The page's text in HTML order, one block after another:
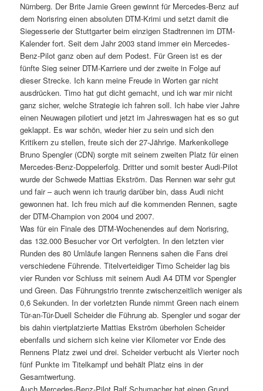
Nürnberg. Der Brite Jamie Green gewinnt für Mercedes-Benz auf
dem Norisring einen absoluten DTM-Krimi und setzt damit die
Siegesserie der Stuttgarter beim einzigen Stadtrennen im DTM-
Kalender fort. Seit dem Jahr 2003 stand immer ein Mercedes-
Benz-Pilot ganz oben auf dem Podest. Für Green ist es der
fünfte Sieg seiner DTM-Karriere und der zweite in Folge auf
dieser Strecke. Ich kann meine Freude in Worten gar nicht
ausdrücken. Timo hat gut dicht gemacht, und ich war mir nicht
ganz sicher, welche Strategie ich fahren soll. Ich habe vier Jahre
einen Neuwagen pilotiert und jetzt im Jahreswagen hat es so gut
geklappt. Es war schön, wieder hier zu sein und sich den
Kritikern zu stellen, freute sich der 27-Jährige. Markenkollege
Bruno Spengler (CDN) sorgte mit seinem zweiten Platz für einen
Mercedes-Benz-Doppelerfolg. Dritter und somit bester Audi-Pilot
wurde der Schwede Mattias Ekström. Das Rennen war sehr gut
und fair – auch wenn ich traurig darüber bin, dass Audi nicht
gewonnen hat. Ich freu mich auf die kommenden Rennen, sagte
der DTM-Champion von 2004 und 2007.
Was für ein Finale des DTM-Wochenendes auf dem Norisring,
das 132.000 Besucher vor Ort verfolgten. In den letzten vier
Runden des 80 Umläufe langen Rennens sahen die Fans drei
verschiedene Führende. Titelverteidiger Timo Scheider lag bis
vier Runden vor Schluss mit seinem Audi A4 DTM vor Spengler
und Green. Das Führungstrio trennte zwischenzeitlich weniger als
0,6 Sekunden. In der vorletzten Runde nimmt Green nach einem
Tür-an-Tür-Duell Scheider die Führung ab. Spengler und sogar der
bis dahin viertplatzierte Mattias Ekström überholen Scheider
ebenfalls und sichern sich keine vier Kilometer vor Ende des
Rennens Platz zwei und drei. Scheider verbucht als Vierter noch
fünf Punkte im Titelkampf und behält Platz eins in der
Gesamtwertung.